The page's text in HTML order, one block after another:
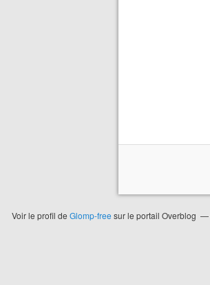
Voir le profil de Glomp-free sur le portail Overblog